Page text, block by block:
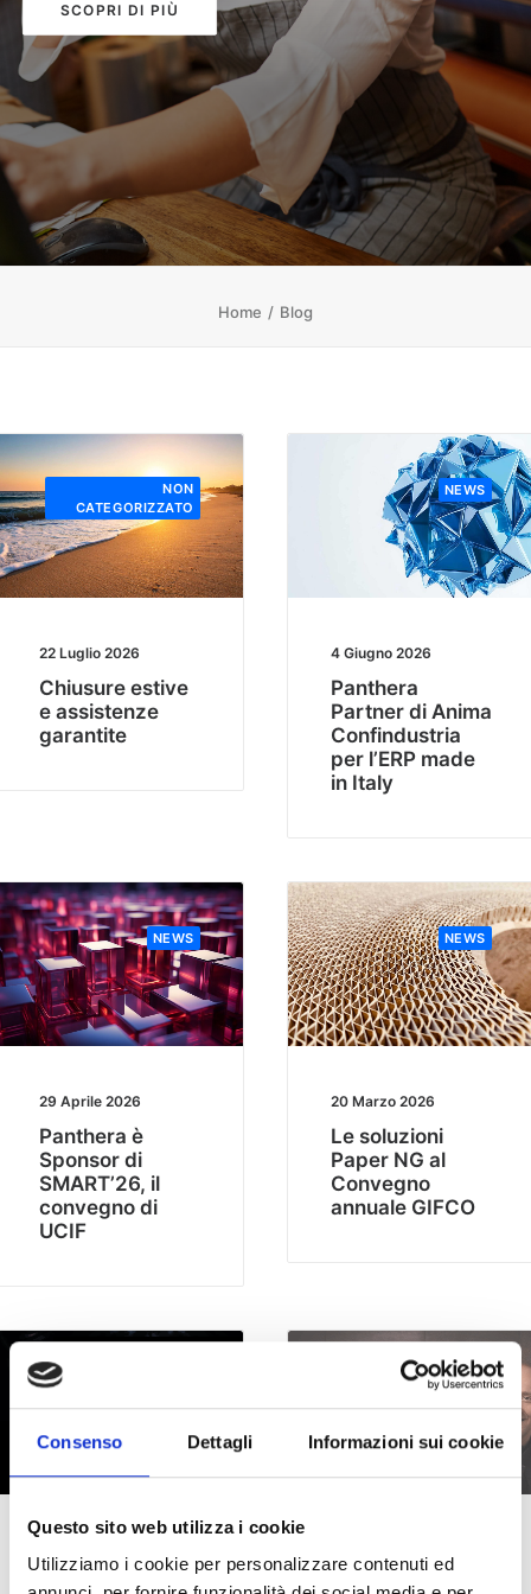
Consenso Dettagli Informazioni sui cookie
Questo sito web utilizza i cookie
Utilizziamo i cookie per personalizzare contenuti ed
SCOPRI DI PIÙ
Home Blog
NON
CATEGORIZZATO
22 Luglio 2026
Chiusure estive
e assistenze
garantite
NEWS
4 Giugno 2026
Panthera
Partner di Anima
Confindustria
per l’ERP made
in Italy
NEWS
29 Aprile 2026
Panthera è
Sponsor di
SMART’26, il
convegno di
UCIF
NEWS
20 Marzo 2026
Le soluzioni
Paper NG al
Convegno
annuale GIFCO
Una Panthera
NEWS
Al via la nuova